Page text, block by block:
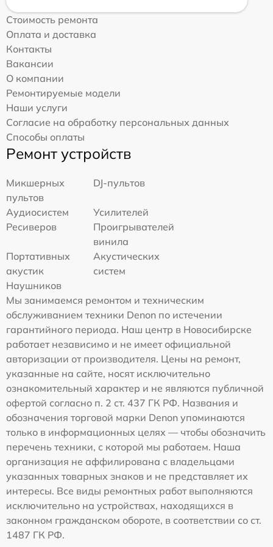
Стоимость ремонта
Оплата и доставка
Контакты
Вакансии
О компании
Ремонтируемые модели
Наши услуги
Согласие на обработку персональных данных
Способы оплаты
Ремонт устройств
Микшерных
пультов
DJ-пультов
Аудиосистем
Усилителей
Ресиверов
Проигрывателей
винила
Портативных
акустик
Акустических
систем
Наушников
Мы занимаемся ремонтом и техническим
обслуживанием техники Denon по истечении
гарантийного периода. Наш центр в Новосибирске
работает независимо и не имеет официальной
авторизации от производителя. Цены на ремонт,
указанные на сайте, носят исключительно
ознакомительный характер и не являются публичной
офертой согласно п. 2 ст. 437 ГК РФ. Названия и
обозначения торговой марки Denon упоминаются
только в информационных целях — чтобы обозначить
перечень техники, с которой мы работаем. Наша
организация не аффилирована с владельцами
указанных товарных знаков и не представляет их
интересы. Все виды ремонтных работ выполняются
исключительно на устройствах, находящихся в
законном гражданском обороте, в соответствии со ст.
1487 ГК РФ.